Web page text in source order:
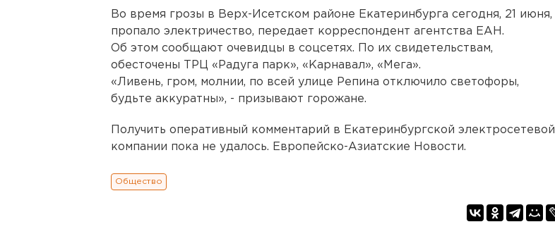
Во время грозы в Верх-Исетском районе Екатеринбурга сегодня, 21 июня,
пропало электричество, передает корреспондент агентства ЕАН.
Об этом сообщают очевидцы в соцсетях. По их свидетельствам,
обесточены ТРЦ «Радуга парк», «Карнавал», «Мега».
«Ливень, гром, молнии, по всей улице Репина отключило светофоры,
будьте аккуратны», - призывают горожане.
Получить оперативный комментарий в Екатеринбургской электросетевой
компании пока не удалось. Европейско-Азиатские Новости.
Общество